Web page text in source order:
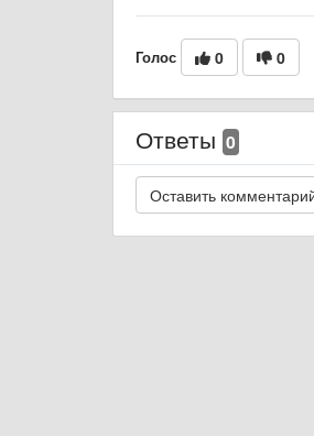
Голос 0 0
Ответы 0